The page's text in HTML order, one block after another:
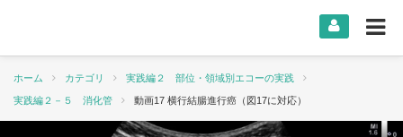
ホーム カテゴリ 実践編２ 部位・領域別エコーの実践
実践編２－５ 消化管 動画17 横行結腸進行癌（図17に対応）